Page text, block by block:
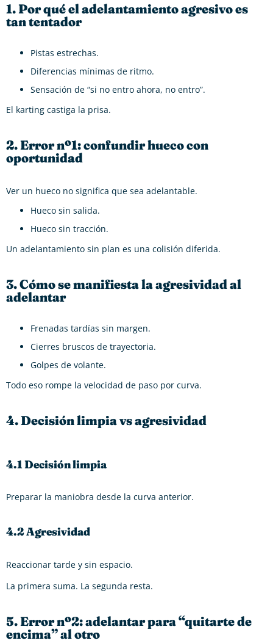
1. Por qué el adelantamiento agresivo es
tan tentador
Pistas estrechas.
Diferencias mínimas de ritmo.
Sensación de “si no entro ahora, no entro”.
El karting castiga la prisa.
2. Error nº1: confundir hueco con
oportunidad
Ver un hueco no significa que sea adelantable.
Hueco sin salida.
Hueco sin tracción.
Un adelantamiento sin plan es una colisión diferida.
3. Cómo se manifiesta la agresividad al
adelantar
Frenadas tardías sin margen.
Cierres bruscos de trayectoria.
Golpes de volante.
Todo eso rompe la velocidad de paso por curva.
4. Decisión limpia vs agresividad
4.1 Decisión limpia
Preparar la maniobra desde la curva anterior.
4.2 Agresividad
Reaccionar tarde y sin espacio.
La primera suma. La segunda resta.
5. Error nº2: adelantar para “quitarte de
encima” al otro